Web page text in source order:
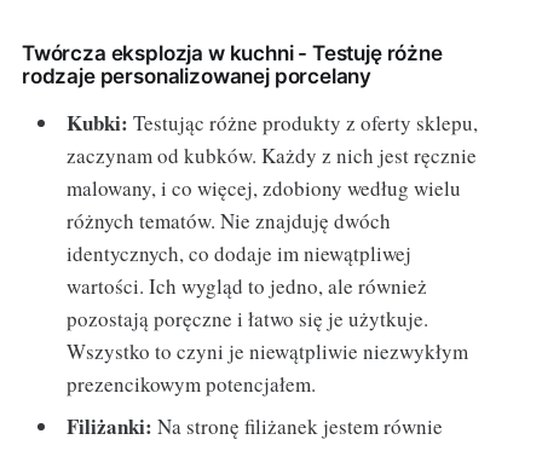
Twórcza eksplozja w kuchni - Testuję różne
rodzaje personalizowanej porcelany
Kubki: Testując różne produkty z oferty sklepu,
zaczynam od kubków. Każdy z nich jest ręcznie
malowany, i co więcej, zdobiony według wielu
różnych tematów. Nie znajduję dwóch
identycznych, co dodaje im niewątpliwej
wartości. Ich wygląd to jedno, ale również
pozostają poręczne i łatwo się je użytkuje.
Wszystko to czyni je niewątpliwie niezwykłym
prezencikowym potencjałem.
Filiżanki: Na stronę filiżanek jestem równie